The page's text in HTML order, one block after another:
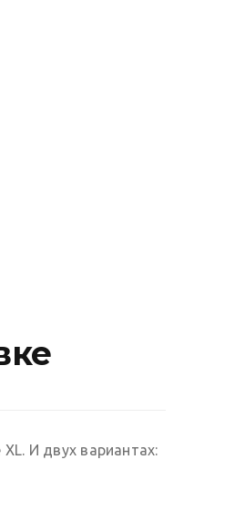
И двух вариантах: